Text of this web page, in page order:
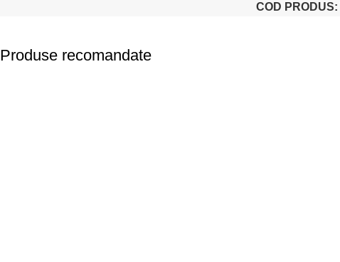
COD PRODUS:
Produse recomandate